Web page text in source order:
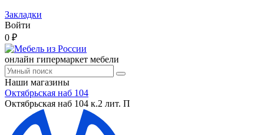
Закладки
Войти
0 ₽
онлайн гипермаркет мебели
Наши магазины
Октябрьская наб 104
Октябрьская наб 104 к.2 лит. П